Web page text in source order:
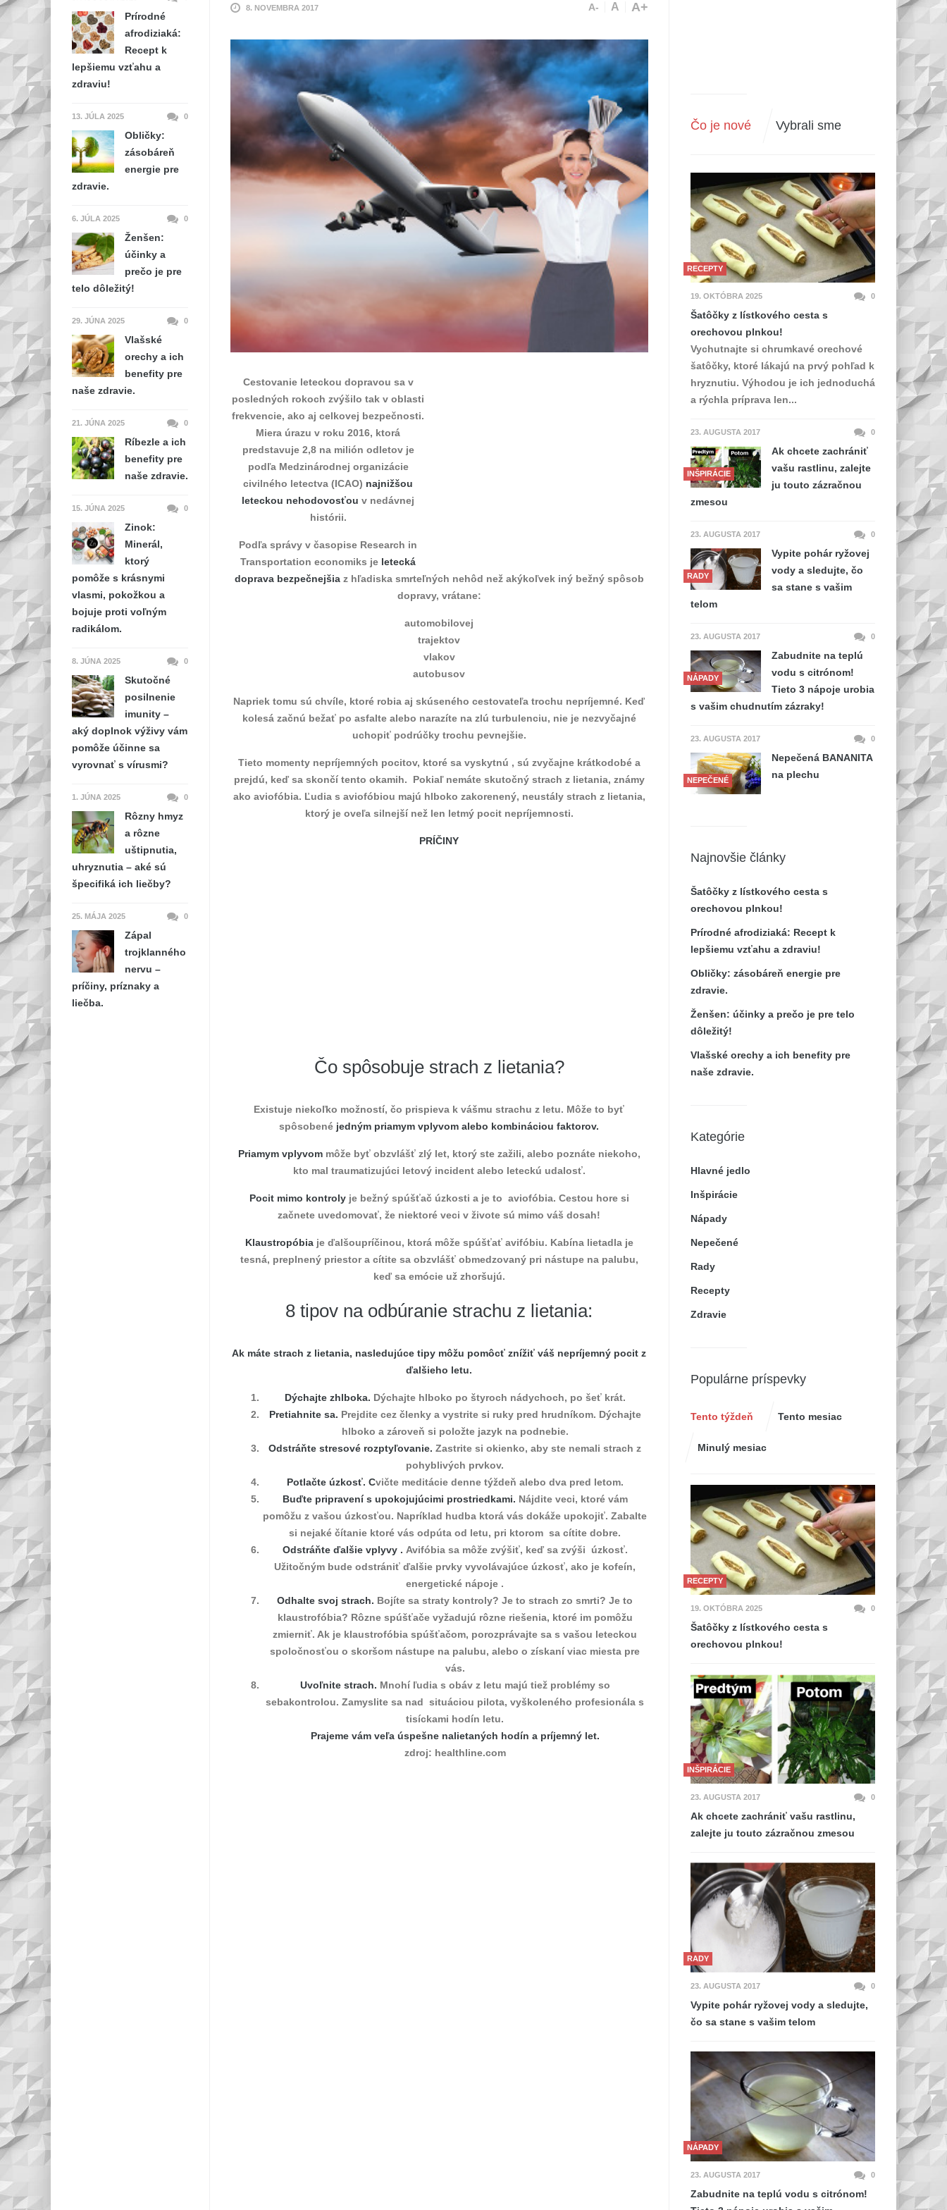
8. NOVEMBRA 2017 A- A A+
Cestovanie leteckou dopravou sa v
posledných rokoch zvýšilo tak v oblasti
frekvencie, ako aj celkovej bezpečnosti.
Miera úrazu v roku 2016, ktorá
predstavuje 2,8 na milión odletov je
podľa Medzinárodnej organizácie
civilného letectva (ICAO) najnižšou
leteckou nehodovosťou v nedávnej
histórii.
Podľa správy v časopise Research in
Transportation economiks je letecká
doprava bezpečnejšiaz hľadiska smrteľných nehôd než akýkoľvek iný bežný spôsob
dopravy, vrátane:
automobilovej
trajektov
vlakov
autobusov
Napriek tomu sú chvíle, ktoré robia aj skúseného cestovateľa trochu nepríjemné. Keď
kolesá začnú bežať po asfalte alebo narazíte na zlú turbulenciu, nie je nezvyčajné
uchopiť podrúčky trochu pevnejšie.
Tieto momenty nepríjemných pocitov, ktoré sa vyskytnú , sú zvyčajne krátkodobé a
prejdú, keď sa skončí tento okamih. Pokiaľ nemáte skutočný strach z lietania, známy
ako aviofóbia. Ľudia s aviofóbiou majú hlboko zakorenený, neustály strach z lietania,
ktorý je oveľa silnejší než len letmý pocit nepríjemnosti.
PRÍČINY
Čo spôsobuje strach z lietania?
Existuje niekoľko možností, čo prispieva k vášmu strachu z letu. Môže to byť
spôsobené jedným priamym vplyvom alebo kombináciou faktorov.
Priamym vplyvommôže byť obzvlášť zlý let, ktorý ste zažili, alebo poznáte niekoho,
kto mal traumatizujúci letový incident alebo leteckú udalosť.
Pocit mimo kontrolyje bežný spúšťač úzkosti a je to aviofóbia. Cestou hore si
začnete uvedomovať, že niektoré veci v živote sú mimo váš dosah!
Klaustropóbiaje ďalšoupríčinou, ktorá môže spúšťať avifóbiu. Kabína lietadla je
tesná, preplnený priestor a cítite sa obzvlášť obmedzovaný pri nástupe na palubu,
keď sa emócie už zhoršujú.
8 tipov na odbúranie strachu z lietania:
Ak máte strach z lietania, nasledujúce tipy môžu pomôcť znížiť váš nepríjemný pocit z
ďalšieho letu.
Dýchajte zhlboka. Dýchajte hlboko po štyroch nádychoch, po šeť krát.
Pretiahnite sa. Prejdite cez členky a vystrite si ruky pred hrudníkom. Dýchajte
hlboko a zároveň si položte jazyk na podnebie.
Odstráňte stresové rozptyľovanie.Zastrite si okienko, aby ste nemali strach z
pohyblivých prvkov.
Potlačte úzkosť. Cvičte meditácie denne týždeň alebo dva pred letom.
Buďte pripravení s upokojujúcimi prostriedkami. Nájdite veci, ktoré vám
pomôžu z vašou úzkosťou. Napríklad hudba ktorá vás dokáže upokojiť. Zabalte
si nejaké čítanie ktoré vás odpúta od letu, pri ktorom sa cítite dobre.
Odstráňte ďalšie vplyvy . Avifóbia sa môže zvýšiť, keď sa zvýši úzkosť.
Užitočným bude odstrániť ďalšie prvky vyvolávajúce úzkosť, ako je kofeín,
energetické nápoje .
Odhalte svoj strach. Bojíte sa straty kontroly? Je to strach zo smrti? Je to
klaustrofóbia? Rôzne spúšťače vyžadujú rôzne riešenia, ktoré im pomôžu
zmierniť. Ak je klaustrofóbia spúšťačom, porozprávajte sa s vašou leteckou
spoločnosťou o skoršom nástupe na palubu, alebo o získaní viac miesta pre
vás.
Uvoľnite strach. Mnohí ľudia s obáv z letu majú tiež problémy so
sebakontrolou. Zamyslite sa nad situáciou pilota, vyškoleného profesionála s
tisíckami hodín letu.
Prajeme vám veľa úspešne nalietaných hodín a príjemný let.
zdroj: healthline.com
Čo je nové Vybrali sme
RECEPTY
19. OKTÓBRA 2025 0
Šatôčky z lístkového cesta s
orechovou plnkou!
Vychutnajte si chrumkavé orechové
šatôčky, ktoré lákajú na prvý pohľad k
hryznutiu. Výhodou je ich jednoduchá
a rýchla príprava len...
23. AUGUSTA 2017 0
INŠPIRÁCIE
Ak chcete zachrániť
vašu rastlinu, zalejte
ju touto zázračnou
zmesou
23. AUGUSTA 2017 0
RADY
Vypite pohár ryžovej
vody a sledujte, čo
sa stane s vašim
telom
23. AUGUSTA 2017 0
NÁPADY
Zabudnite na teplú
vodu s citrónom!
Tieto 3 nápoje urobia
s vašim chudnutím zázraky!
23. AUGUSTA 2017 0
NEPEČENÉ
Nepečená BANANITA
na plechu
Najnovšie články
Šatôčky z lístkového cesta s
orechovou plnkou!
Prírodné afrodiziaká: Recept k
lepšiemu vzťahu a zdraviu!
Obličky: zásobáreň energie pre
zdravie.
Ženšen: účinky a prečo je pre telo
dôležitý!
Vlašské orechy a ich benefity pre
naše zdravie.
Kategórie
Hlavné jedlo
Inšpirácie
Nápady
Nepečené
Rady
Recepty
Zdravie
Populárne príspevky
Tento týždeň Tento mesiac
Minulý mesiac
RECEPTY
19. OKTÓBRA 2025 0
Šatôčky z lístkového cesta s
orechovou plnkou!
INŠPIRÁCIE
23. AUGUSTA 2017 0
Ak chcete zachrániť vašu rastlinu,
zalejte ju touto zázračnou zmesou
RADY
23. AUGUSTA 2017 0
Vypite pohár ryžovej vody a sledujte,
čo sa stane s vašim telom
NÁPADY
23. AUGUSTA 2017 0
Zabudnite na teplú vodu s citrónom!
Prírodné
afrodiziaká:
Recept k
lepšiemu vzťahu a
zdraviu!
13. JÚLA 2025 0
Obličky:
zásobáreň
energie pre
zdravie.
6. JÚLA 2025 0
Ženšen:
účinky a
prečo je pre
telo dôležitý!
29. JÚNA 2025 0
Vlašské
orechy a ich
benefity pre
naše zdravie.
21. JÚNA 2025 0
Ríbezle a ich
benefity pre
naše zdravie.
15. JÚNA 2025 0
Zinok:
Minerál,
ktorý
pomôže s krásnymi
vlasmi, pokožkou a
bojuje proti voľným
radikálom.
8. JÚNA 2025 0
Skutočné
posilnenie
imunity –
aký doplnok výživy vám
pomôže účinne sa
vyrovnať s vírusmi?
1. JÚNA 2025 0
Rôzny hmyz
a rôzne
uštipnutia,
uhryznutia – aké sú
špecifiká ich liečby?
25. MÁJA 2025 0
Zápal
trojklanného
nervu –
príčiny, príznaky a
liečba.